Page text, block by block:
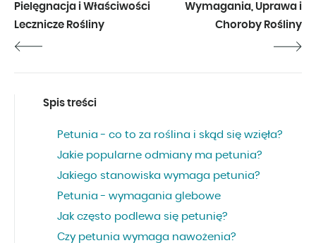
Pielęgnacja i Właściwości
Lecznicze Rośliny
Wymagania, Uprawa i
Choroby Rośliny
Spis treści
Petunia - co to za roślina i skąd się wzięła?
Jakie popularne odmiany ma petunia?
Jakiego stanowiska wymaga petunia?
Petunia - wymagania glebowe
Jak często podlewa się petunię?
Czy petunia wymaga nawożenia?